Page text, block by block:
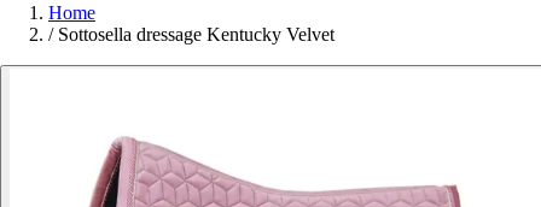
Home
/ Sottosella dressage Kentucky Velvet